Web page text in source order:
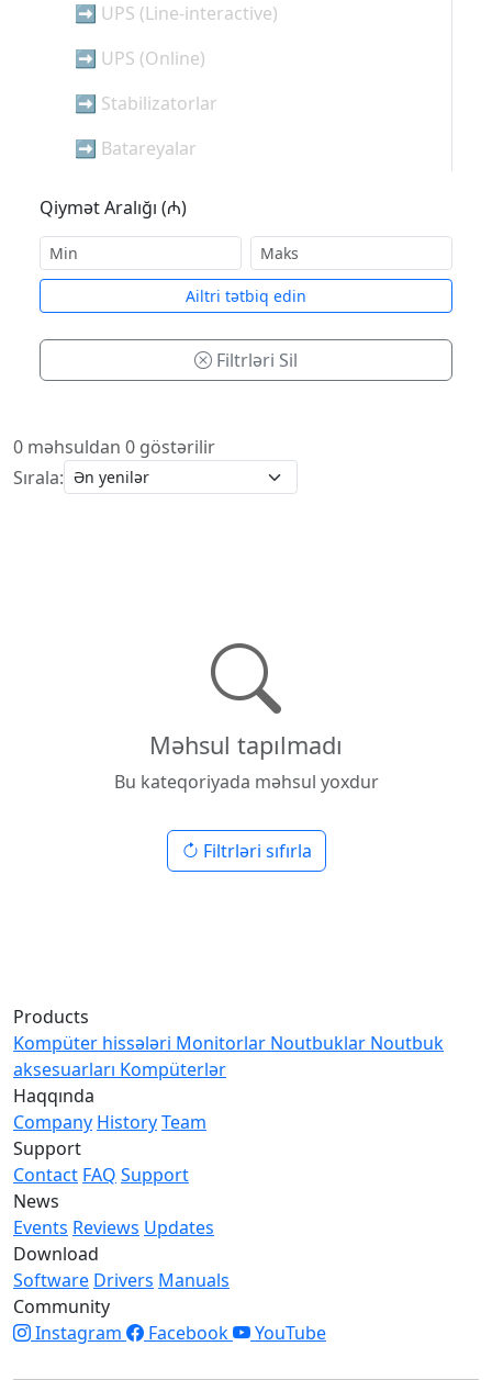
➡ UPS (Line-interactive)
➡ UPS (Online)
➡ Stabilizatorlar
➡ Batareyalar
Qiymət Aralığı (₼)
Аiltri tətbiq edin
Filtrləri Sil
0 məhsuldan 0 göstərilir
Sırala:
Məhsul tapılmadı
Bu kateqoriyada məhsul yoxdur
Filtrləri sıfırla
Products
Kompüter hissələri Monitorlar Noutbuklar Noutbuk
aksesuarları Kompüterlər
Haqqında
Company HistoryTeam
Support
Contact FAQ Support
News
Events Reviews Updates
Download
Software Drivers Manuals
Community
Instagram
Facebook YouTube